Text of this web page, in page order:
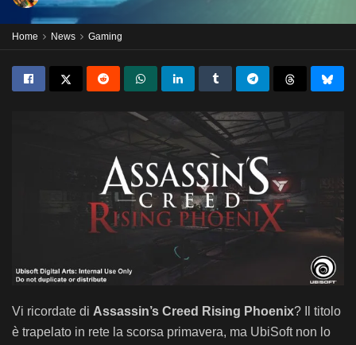
Home News Gaming
Vi ricordate di Assassin’s Creed Rising Phoenix? Il titolo
è trapelato in rete la scorsa primavera, ma UbiSoft non lo